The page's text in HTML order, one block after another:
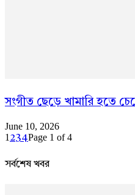
সংগীত ছেড়ে খামারি হতে
June 10, 2026
1 234Page 1 of 4
সর্বশেষ খবর